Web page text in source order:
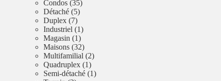
Condos (35)
Détaché (5)
Duplex (7)
Industriel (1)
Magasin (1)
Maisons (32)
Multifamilial (2)
Quadruplex (1)
Semi-détaché (1)